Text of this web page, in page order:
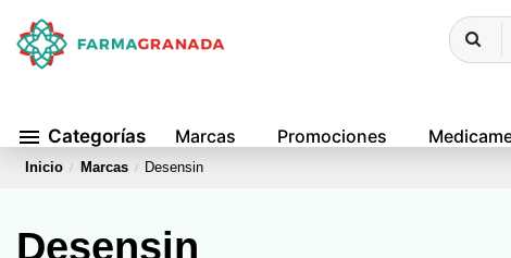
menu Categorías Marcas Promociones
Inicio Marcas Desensin
Desensin